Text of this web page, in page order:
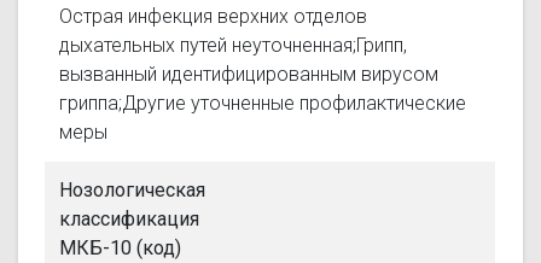
Острая инфекция верхних отделов
дыхательных путей неуточненная;Грипп,
вызванный идентифицированным вирусом
гриппа;Другие уточненные профилактические
меры
Нозологическая
классификация
МКБ-10 (код)